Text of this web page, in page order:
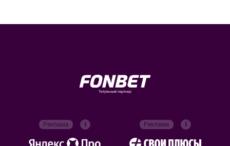
Титульный партнер
Реклама Реклама